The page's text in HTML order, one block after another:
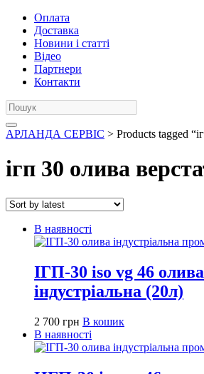
Оплата
Доставка
Новини і статті
Відео
Партнери
Контакти
АРЛАНДА СЕРВІС > Products tagged
ігп 30 олива
В наявності
ІГП-30 iso vg 46 олива
індустріальна (20л)
2 700 грн В кошик
В наявності